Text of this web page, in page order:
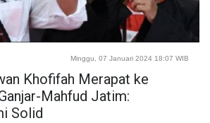
Minggu, 07 Januari 2024 18:07 WIB
Khofifah Merapat ke
Mahfud Jatim:
Solid